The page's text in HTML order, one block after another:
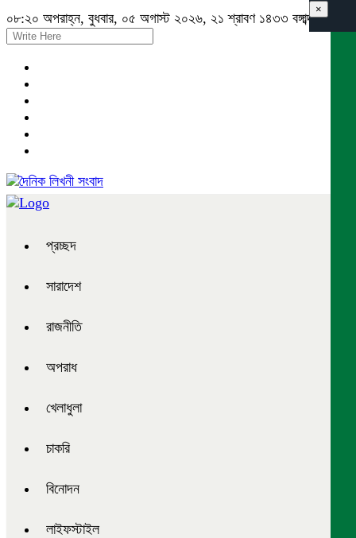
০৮:২০ অপরাহ্ন, বুধবার, ০৫ অগাস্ট ২০২৬, ২১ শ্রাবণ ১৪৩৩ বঙ্গাব্দ
প্রচ্ছদ
সারাদেশ
রাজনীতি
অপরাধ
খেলাধুলা
চাকরি
বিনোদন
লাইফস্টাইল
×